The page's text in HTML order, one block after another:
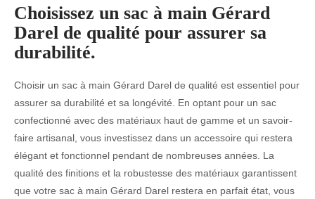
Choisissez un sac à main Gérard
Darel de qualité pour assurer sa
durabilité.
Choisir un sac à main Gérard Darel de qualité est essentiel pour
assurer sa durabilité et sa longévité. En optant pour un sac
confectionné avec des matériaux haut de gamme et un savoir-
faire artisanal, vous investissez dans un accessoire qui restera
élégant et fonctionnel pendant de nombreuses années. La
qualité des finitions et la robustesse des matériaux garantissent
que votre sac à main Gérard Darel restera en parfait état, vous